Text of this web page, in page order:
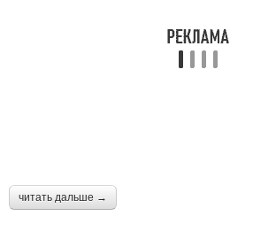
читать дальше →